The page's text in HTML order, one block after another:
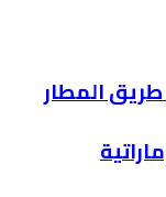
المطار